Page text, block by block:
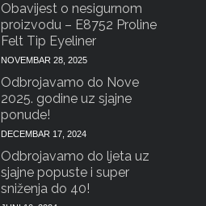
Obavijest o nesigurnom
proizvodu – E8752 Proline
Felt Tip Eyeliner
NOVEMBAR 28, 2025
Odbrojavamo do Nove
2025. godine uz sjajne
ponude!
DECEMBAR 17, 2024
Odbrojavamo do ljeta uz
sjajne popuste i super
sniženja do 40!